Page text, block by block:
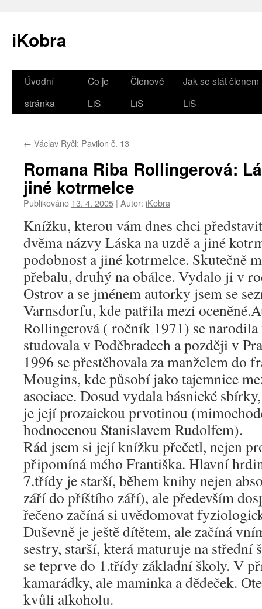
iKobra
Přejít
webu
Úvodní
stránka
Co je
LiS
Členové
LiS
Jak se stát členem
LiS
← Václav Ryčl: Pavilon č. 13
Romana Riba Rollingerová:
jiné kotrmelce
Publikováno 13. 4. 2005 | Autor: iKobra
Knížku, kterou vám dnes chci
dvěma názvy Láska na uzdě a jiné
podobnost a jiné kotrmelce. Skutečně
přebalu, druhý na obálce. Vydalo ji v
Ostrov a se jménem autorky jsem se
Varnsdorfu, kde patřila mezi oceněné.
Rollingerová ( ročník 1971) se
studovala v Poděbradech a později v
1996 se přestěhovala za manželem do
Mougins, kde působí jako tajemnice
asociace. Dosud vydala básnické
je její prozaickou prvotinou
hodnocenou Stanislavem Rudolfem).
Rád jsem si její knížku přečetl, nejen
připomíná mého Františka. Hlavní
7.třídy je starší, během knihy nejen
září do příštího září), ale především
řečeno začíná si uvědomovat
Duševně je ještě dítětem, ale začíná
sestry, starší, která maturuje na střední
se teprve do 1.třídy základní školy. V
kamarádky, ale maminka a dědeček.
kvůli alkoholu.